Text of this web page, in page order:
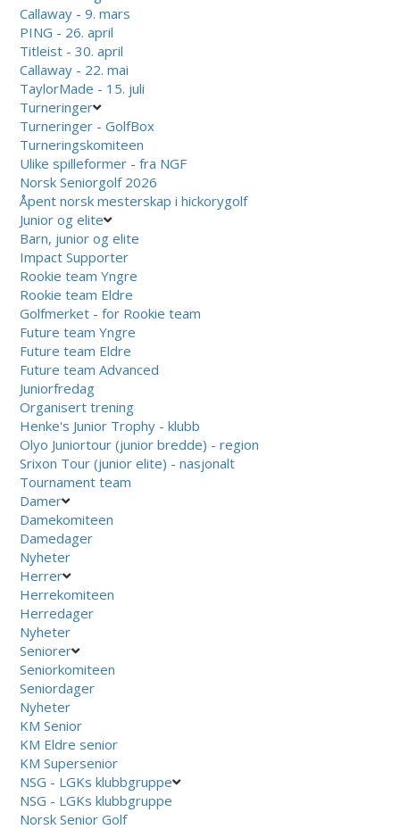
Callaway - 9. mars
PING - 26. april
Titleist - 30. april
Callaway - 22. mai
TaylorMade - 15. juli
Turneringer
Turneringer - GolfBox
Turneringskomiteen
Ulike spilleformer - fra NGF
Norsk Seniorgolf 2026
Åpent norsk mesterskap i hickorygolf
Junior og elite
Barn, junior og elite
Impact Supporter
Rookie team Yngre
Rookie team Eldre
Golfmerket - for Rookie team
Future team Yngre
Future team Eldre
Future team Advanced
Juniorfredag
Organisert trening
Henke's Junior Trophy - klubb
Olyo Juniortour (junior bredde) - region
Srixon Tour (junior elite) - nasjonalt
Tournament team
Damer
Damekomiteen
Damedager
Nyheter
Herrer
Herrekomiteen
Herredager
Nyheter
Seniorer
Seniorkomiteen
Seniordager
Nyheter
KM Senior
KM Eldre senior
KM Supersenior
NSG - LGKs klubbgruppe
NSG - LGKs klubbgruppe
Norsk Senior Golf